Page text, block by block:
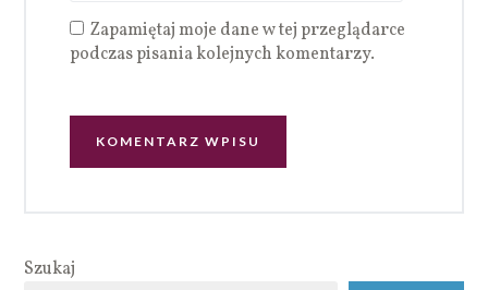
Zapamiętaj moje dane w tej przeglądarce
podczas pisania kolejnych komentarzy.
Szukaj